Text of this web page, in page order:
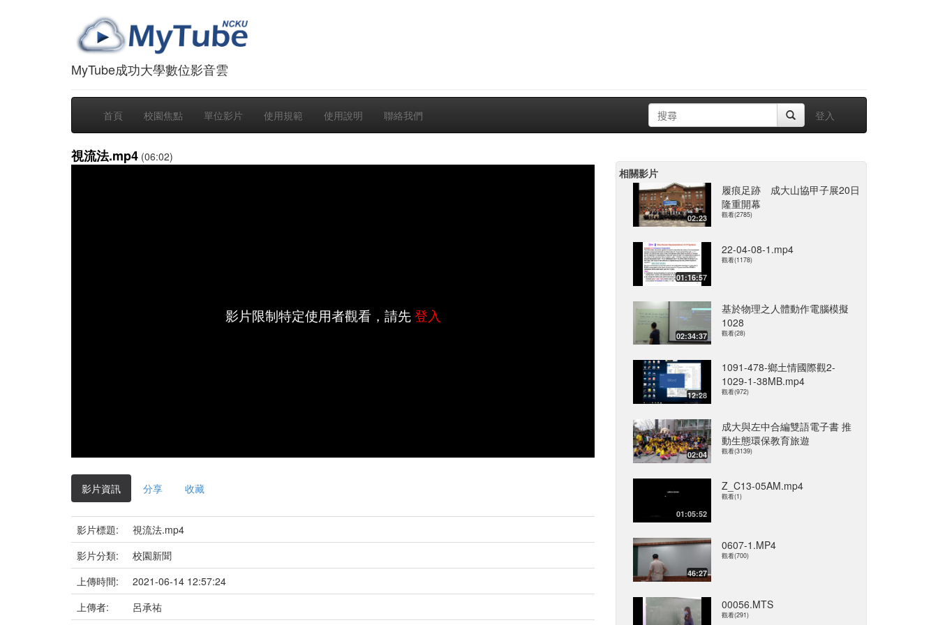
MyTube成功大學數位影音雲
首頁 校園焦點 單位影片 使用規範 使用說明 聯絡我們 登入
視流法.mp4 (06:02)
影片限制特定使用者觀看，請先登入
影片資訊 分享 收藏
影片標題:
視流法.mp4
影片分類:
校園新聞
上傳時間:
2021-06-14 12:57:24
上傳者:
呂承祐
相關影片
02:23
履痕足跡 成大山協甲子展20日
隆重開幕
觀看(2785)
01:16:57
22-04-08-1.mp4
觀看(1178)
02:34:37
基於物理之人體動作電腦模擬
1028
觀看(28)
12:28
1091-478-鄉土情國際觀2-
1029-1-38MB.mp4
觀看(972)
02:04
成大與左中合編雙語電子書 推
動生態環保教育旅遊
觀看(3139)
01:05:52
Z_C13-05AM.mp4
觀看(1)
46:27
0607-1.MP4
觀看(700)
00056.MTS
觀看(291)